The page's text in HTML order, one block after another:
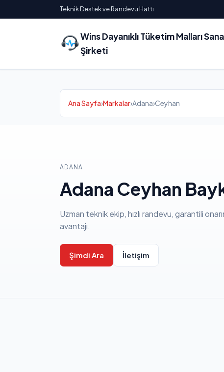
Teknik Destek ve Randevu Hattı
Wins Dayanıklı Tüketim Malları
Şirketi
Ana Sayfa›Markalar›Adana›Ceyhan
ADANA
Adana Ceyhan
Uzman teknik ekip, hızlı randevu, garantili
avantajı.
Şimdi Ara İletişim